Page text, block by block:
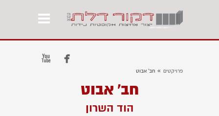


פרויקטים » חב' אבוט
חב' אבוט
הוד השרון